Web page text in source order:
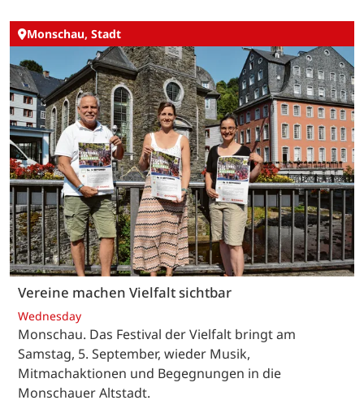
Monschau, Stadt
Vereine machen Vielfalt sichtbar
Wednesday
Monschau. Das Festival der Vielfalt bringt am
Samstag, 5. September, wieder Musik,
Mitmachaktionen und Begegnungen in die
Monschauer Altstadt.